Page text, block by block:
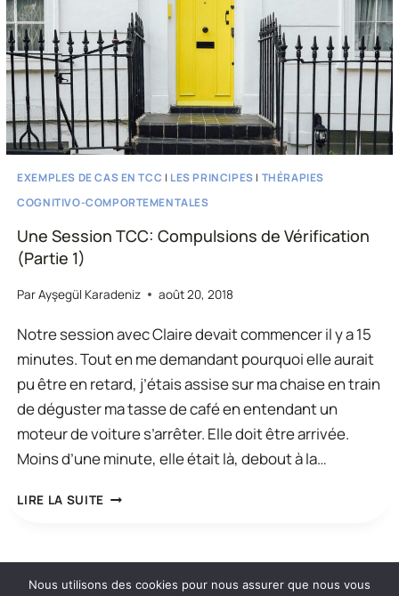
EXEMPLES DE CAS EN TCC | LES PRINCIPES | THÉRAPIES
COGNITIVO-COMPORTEMENTALES
Une Session TCC: Compulsions de Vérification
(Partie 1)
ParAyşegül Karadeniz août 20, 2018
Notre session avec Claire devait commencer il y a 15
minutes. Tout en me demandant pourquoi elle aurait
pu être en retard, j’étais assise sur ma chaise en train
de déguster ma tasse de café en entendant un
moteur de voiture s’arrêter. Elle doit être arrivée.
Moins d’une minute, elle était là, debout à la…
LIRE LA SUITE UNE
© 2026 Politique de
Nous utilisons des cookies pour nous assurer que nous vous